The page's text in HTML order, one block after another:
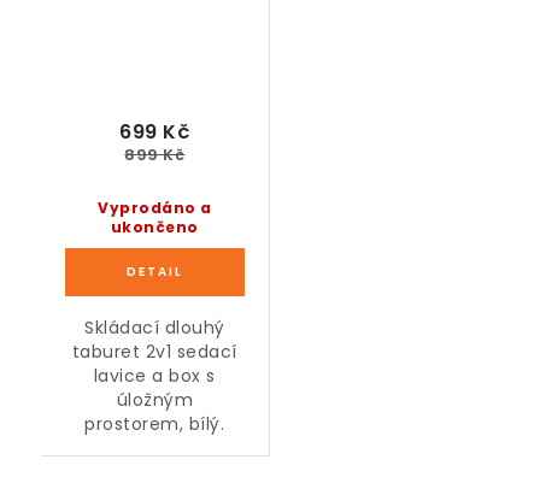
Vyprodáno a
ukončeno
699 Kč
899 Kč
Skládací dlouhý
taburet 2v1 sedací
lavice a box s
úložným
prostorem, bílý.